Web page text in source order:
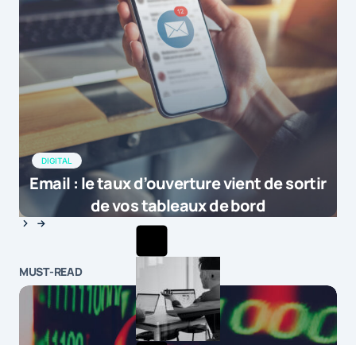
DIGITAL
Email : le taux d’ouverture vient de sortir
de vos tableaux de bord
MUST-READ